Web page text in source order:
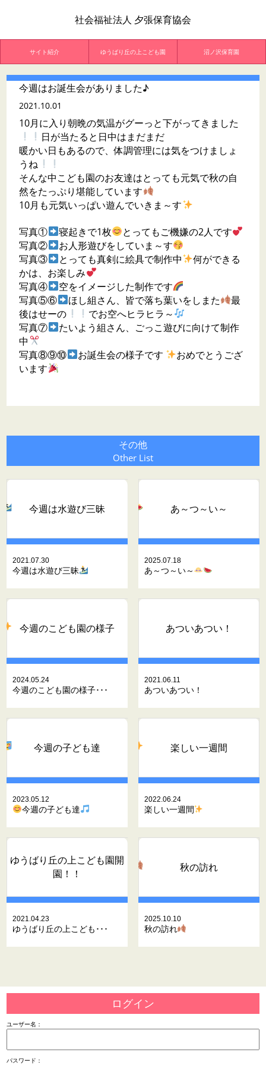
社会福祉法人 夕張保育協会
サイト紹介 ゆうばり丘の上こども園 沼ノ沢保育園
今週はお誕生会がありました♪
2021.10.01
10月に入り朝晩の気温がグーっと下がってきました
日が当たると日中はまだまだ
暖かい日もあるので、体調管理には気をつけましょ
うね
そんな中こども園のお友達はとっても元気で秋の自
然をたっぷり堪能しています
10月も元気いっぱい遊んでいきま～す
写真① 寝起きで1枚
とってもご機嫌の2人です
写真②
お人形遊びをしていま～す
写真③
とっても真剣に絵具で制作中
何ができる
かは、お楽しみ
写真④
空をイメージした制作です
写真⑤⑥
ほし組さん、皆で落ち葉いをしまた
最
後はせーの
でお空へヒラヒラ～
写真⑦
たいよう組さん、ごっこ遊びに向けて制作
中
写真⑧⑨⑩
お誕生会の様子です
おめでとうござ
います
その他
Other List
今週は水遊び三昧
2021.07.30
今週は水遊び三昧
あ～つ～い～
2025.07.18
あ～つ～い～
今週のこども園の様子
2024.05.24
今週のこども園の様子･･･
あついあつい！
2021.06.11
あついあつい！
今週の子ども達
2023.05.12
今週の子ども達
楽しい一週間
2022.06.24
楽しい一週間
ゆうばり丘の上こども園開
園！！
2021.04.23
ゆうばり丘の上こども･･･
秋の訪れ
2025.10.10
秋の訪れ
ログイン
ユーザー名：
パスワード：